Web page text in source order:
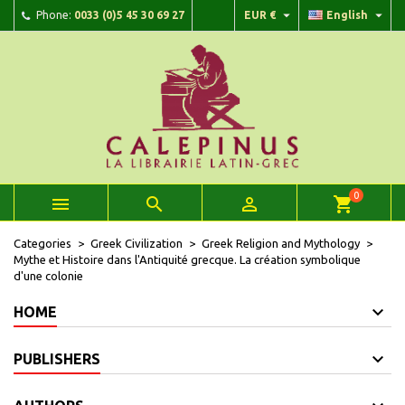
Phone: 0033 (0)5 45 30 69 27 English 
EUR € 
   shopping_cart0
Categories Greek Civilization
Greek Religion and Mythology
Mythe et Histoire dans l'Antiquité grecque. La création symbolique
d'une colonie
HOME
PUBLISHERS
Add to wishlist ×
Create wishlist ×
Sign in ×
You need to be logged in to save products in your wishlist.
Cancel